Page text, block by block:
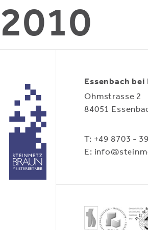
2010
Essenbach
Ohmstrasse 2
84051
T: +49 8703 -
E: